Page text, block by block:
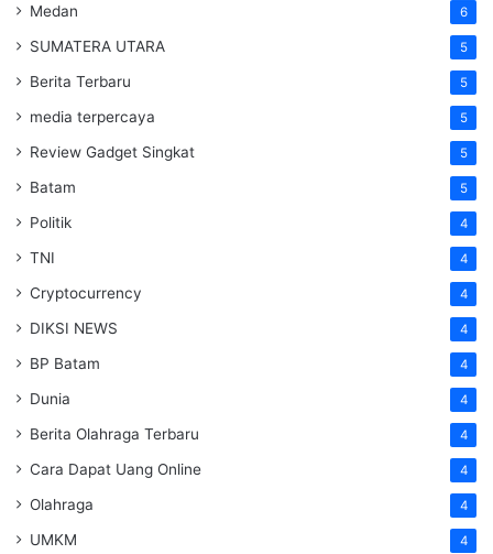
Medan 6
SUMATERA UTARA 5
Berita Terbaru 5
media terpercaya 5
Review Gadget Singkat 5
Batam 5
Politik 4
TNI 4
Cryptocurrency 4
DIKSI NEWS 4
BP Batam 4
Dunia 4
Berita Olahraga Terbaru 4
Cara Dapat Uang Online 4
Olahraga 4
UMKM 4